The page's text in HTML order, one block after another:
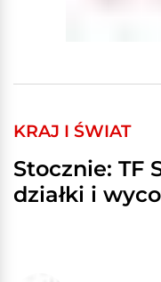
KRAJ I ŚWIAT
Stocznie: TF
działki i